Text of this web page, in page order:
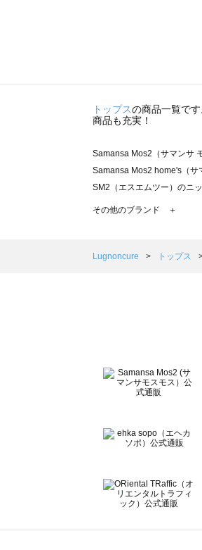
トップスの商品一覧です
商品も充実！
Samansa Mos2（サマンサ
Samansa Mos2 home's（サ
SM2（エスエムツー）のニ
TSUHARU by Samansa
Samansa Mos2 Lagom（サ
BETTY'S BLUE（べティー
Wpc.（ワールドパーティー
その他のブランド ＋
Lugnoncure トップス